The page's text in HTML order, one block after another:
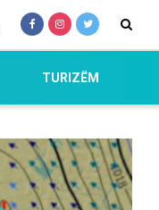
TURIZËM